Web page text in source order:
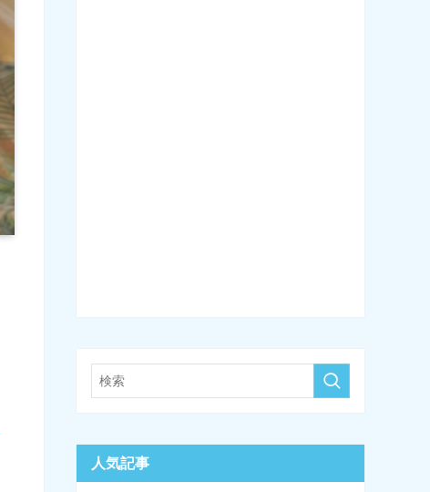
人気記事